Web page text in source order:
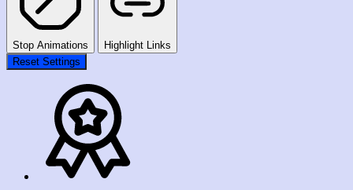
Stop Animations
Highlight Links
Reset Settings